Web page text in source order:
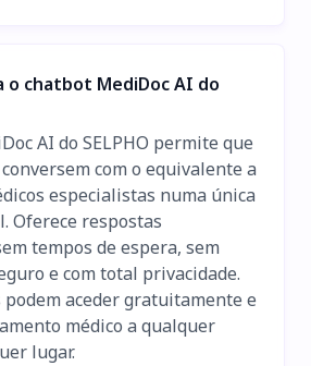
o chatbot MediDoc AI do
AI do SELPHO permite que
com o equivalente a
especialistas numa única
Oferece respostas
tempos de espera, sem
e com total privacidade.
aceder gratuitamente e
médico a qualquer
lugar.